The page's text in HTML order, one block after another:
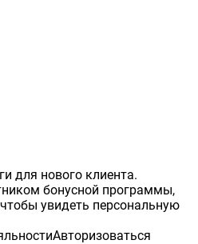
для нового клиента.
бонусной программы,
чтобы увидеть персональную
Авторизоваться